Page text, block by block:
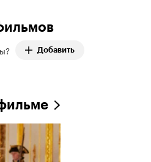
Добавить